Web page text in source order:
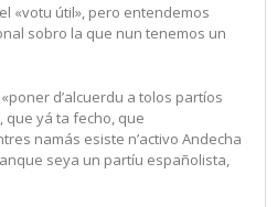
«votu útil», pero entendemos
sobro la que nun tenemos un
d’alcuerdu a tolos partíos
que yá ta fecho, que
namás esiste n’activo Andecha
seya un partíu españolista,